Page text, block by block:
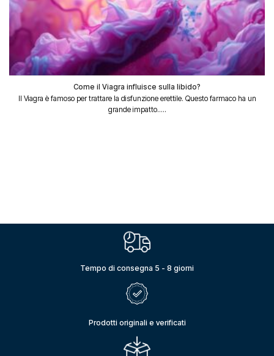
Come il Viagra influisce sulla libido?
Il Viagra è famoso per trattare la disfunzione erettile. Questo farmaco ha un
grande impatto.....
Tempo di consegna 5 - 8 giorni
Prodotti originali e verificati